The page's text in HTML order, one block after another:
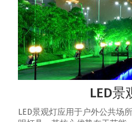
LED景
LED景观灯应用于户外公共场